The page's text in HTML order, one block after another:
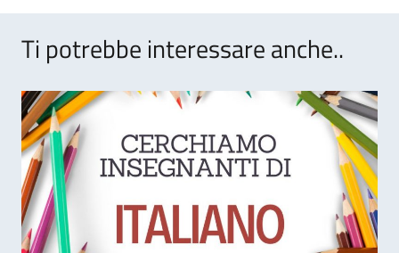
Ti potrebbe interessare anche..